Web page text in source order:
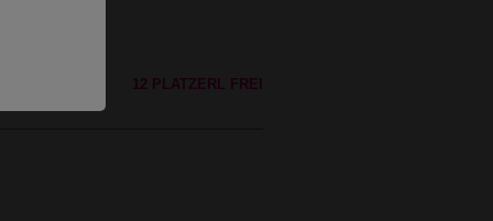
12 PLATZERL FREI